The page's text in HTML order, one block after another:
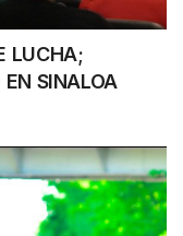
LUCHA;
EN SINALOA